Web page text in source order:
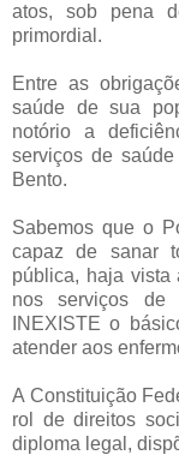
atos, sob pena
primordial.
Entre as
saúde de sua
notório a
serviços de
Bento.
Sabemos que o
capaz de sanar
pública, haja vista
nos serviços de
INEXISTE o
atender aos
A Constituição
rol de direitos
diploma legal,